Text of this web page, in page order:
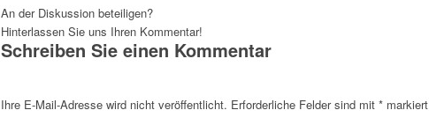
An der Diskussion beteiligen?
Hinterlassen Sie uns Ihren Kommentar!
Schreiben Sie einen Kommentar
Ihre E-Mail-Adresse wird nicht veröffentlicht. Erforderliche Felder sind mit * markiert